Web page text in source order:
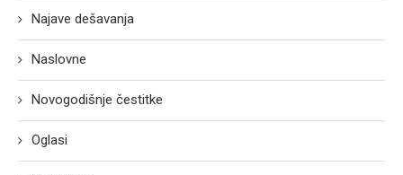
Najave dešavanja
Naslovne
Novogodišnje čestitke
Oglasi